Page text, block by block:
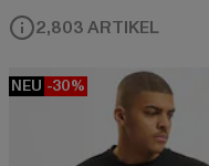
2,803 ARTIKEL
NEU -30%